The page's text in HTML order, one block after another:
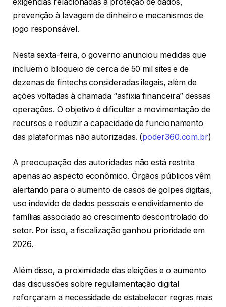
exigências relacionadas à proteção de dados,
prevenção à lavagem de dinheiro e mecanismos de
jogo responsável.
Nesta sexta-feira, o governo anunciou medidas que
incluem o bloqueio de cerca de 50 mil sites e de
dezenas de fintechs consideradas ilegais, além de
ações voltadas à chamada “asfixia financeira” dessas
operações. O objetivo é dificultar a movimentação de
recursos e reduzir a capacidade de funcionamento
das plataformas não autorizadas. (poder360.com.br)
A preocupação das autoridades não está restrita
apenas ao aspecto econômico. Órgãos públicos vêm
alertando para o aumento de casos de golpes digitais,
uso indevido de dados pessoais e endividamento de
famílias associado ao crescimento descontrolado do
setor. Por isso, a fiscalização ganhou prioridade em
2026.
Além disso, a proximidade das eleições e o aumento
das discussões sobre regulamentação digital
reforçaram a necessidade de estabelecer regras mais